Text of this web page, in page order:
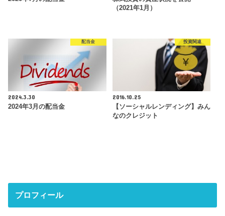
（2021年1月）
配当金
2024.3.30
2024年3月の配当金
投資関連
2016.10.25
【ソーシャルレンディング】みん
なのクレジット
プロフィール